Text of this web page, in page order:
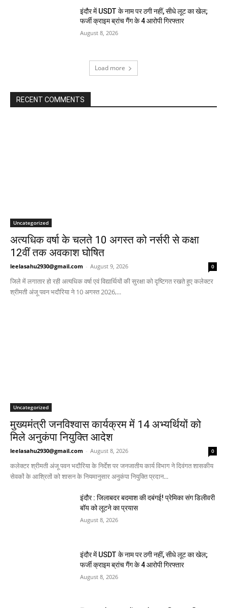
इंदौर में USDT के नाम पर ठगी नहीं, सीधे लूट का खेल;
फर्जी क्राइम ब्रांच गैंग के 4 आरोपी गिरफ्तार
August 8, 2026
Load more
RECENT COMMENTS
Uncategorized
अत्यधिक वर्षा के चलते 10 अगस्त को नर्सरी से कक्षा
12वीं तक अवकाश घोषित
leelasahu2930@gmail.com - August 9, 2026 0
जिले में लगातार हो रही अत्यधिक वर्षा एवं विद्यार्थियों की सुरक्षा को दृष्टिगत रखते हुए कलेक्टर
श्रीमती अंजू पवन भदौरिया ने 10 अगस्त 2026,...
Uncategorized
मुख्यमंत्री जनविश्वास कार्यक्रम में 14 अभ्यर्थियों को
मिले अनुकंपा नियुक्ति आदेश
leelasahu2930@gmail.com - August 8, 2026 0
कलेक्टर श्रीमती अंजू पवन भदौरिया के निर्देश पर जनजातीय कार्य विभाग ने दिवंगत शासकीय
सेवकों के आश्रितों को शासन के नियमानुसार अनुकंपा नियुक्ति प्रदान...
इंदौर : जिलाबदर बदमाश की दबंगई! प्रेमिका संग डिलीवरी
बॉय को लूटने का प्रयास
August 8, 2026
इंदौर में USDT के नाम पर ठगी नहीं, सीधे लूट का खेल;
फर्जी क्राइम ब्रांच गैंग के 4 आरोपी गिरफ्तार
August 8, 2026